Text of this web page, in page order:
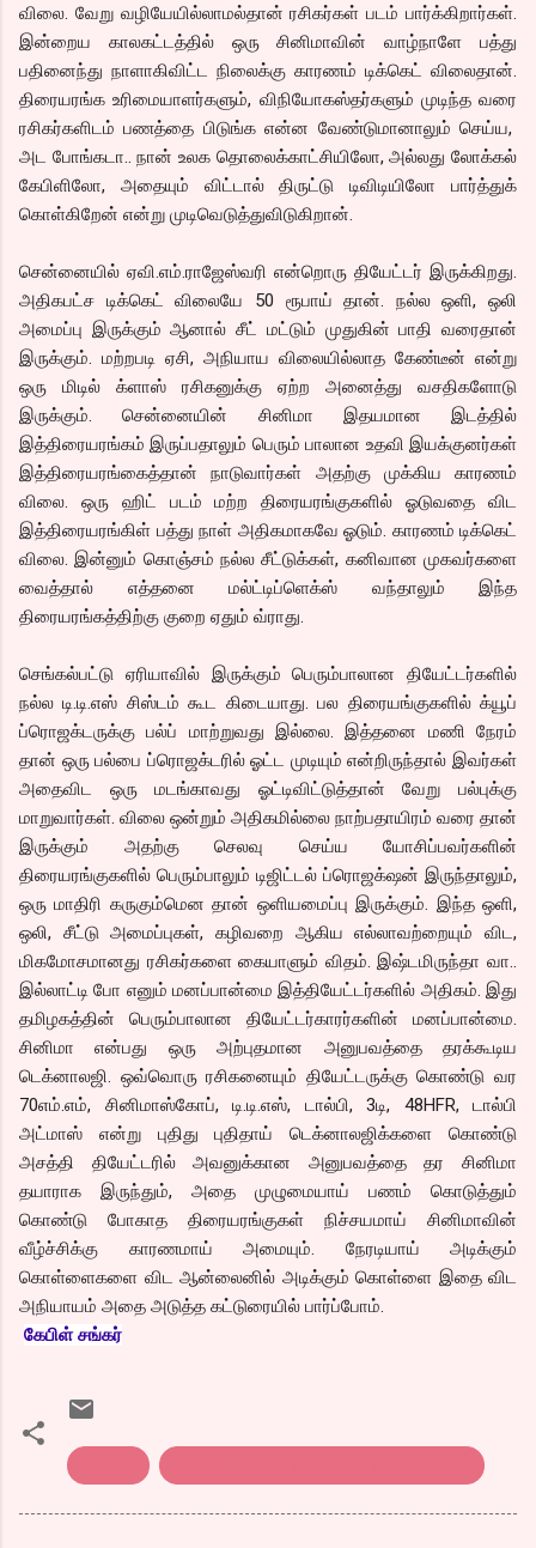
விலை. வேறு வழியேயில்லாமல்தான் ரசிகர்கள் படம் பார்க்கிறார்கள்.
இன்றைய காலகட்டத்தில் ஒரு சினிமாவின் வாழ்நாளே பத்து
பதினைந்து நாளாகிவிட்ட நிலைக்கு காரணம் டிக்கெட் விலைதான்.
திரையரங்க உரிமையாளர்களும், விநியோகஸ்தர்களும் முடிந்த வரை
ரசிகர்களிடம் பணத்தை பிடுங்க என்ன வேண்டுமானாலும் செய்ய,
அட போங்கடா.. நான் உலக தொலைக்காட்சியிலோ, அல்லது லோக்கல்
கேபிளிலோ, அதையும் விட்டால் திருட்டு டிவிடியிலோ பார்த்துக்
கொள்கிறேன் என்று முடிவெடுத்துவிடுகிறான்.
சென்னையில் ஏவி.எம்.ராஜேஸ்வரி என்றொரு தியேட்டர் இருக்கிறது.
அதிகபட்ச டிக்கெட் விலையே 50 ரூபாய் தான். நல்ல ஒளி, ஒலி
அமைப்பு இருக்கும் ஆனால் சீட் மட்டும் முதுகின் பாதி வரைதான்
இருக்கும். மற்றபடி ஏசி, அநியாய விலையில்லாத கேண்டீன் என்று
ஒரு மிடில் க்ளாஸ் ரசிகனுக்கு ஏற்ற அனைத்து வசதிகளோடு
இருக்கும். சென்னையின் சினிமா இதயமான இடத்தில்
இத்திரையரங்கம் இருப்பதாலும் பெரும் பாலான உதவி இயக்குனர்கள்
இத்திரையரங்கைத்தான் நாடுவார்கள் அதற்கு முக்கிய காரணம்
விலை. ஒரு ஹிட் படம் மற்ற திரையரங்குகளில் ஓடுவதை விட
இத்திரையரங்கிள் பத்து நாள் அதிகமாகவே ஓடும். காரணம் டிக்கெட்
விலை. இன்னும் கொஞ்சம் நல்ல சீட்டுக்கள், கனிவான முகவர்களை
வைத்தால் எத்தனை மல்ட்டிப்ளெக்ஸ் வந்தாலும் இந்த
திரையரங்கத்திற்கு குறை ஏதும் வ்ராது.
செங்கல்பட்டு ஏரியாவில் இருக்கும் பெரும்பாலான தியேட்டர்களில்
நல்ல டி.டி.எஸ் சிஸ்டம் கூட கிடையாது. பல திரையங்குகளில் க்யூப்
ப்ரொஜக்டருக்கு பல்ப் மாற்றுவது இல்லை. இத்தனை மணி நேரம்
தான் ஒரு பல்பை ப்ரொஜக்டரில் ஓட்ட முடியும் என்றிருந்தால் இவர்கள்
அதைவிட ஒரு மடங்காவது ஓட்டிவிட்டுத்தான் வேறு பல்புக்கு
மாறுவார்கள். விலை ஒன்றும் அதிகமில்லை நாற்பதாயிரம் வரை தான்
இருக்கும் அதற்கு செலவு செய்ய யோசிப்பவர்களின்
திரையரங்குகளில் பெரும்பாலும் டிஜிட்டல் ப்ரொஜக்‌ஷன் இருந்தாலும்,
ஒரு மாதிரி கருகும்மென தான் ஒளியமைப்பு இருக்கும். இந்த ஒளி,
ஒலி, சீட்டு அமைப்புகள், கழிவறை ஆகிய எல்லாவற்றையும் விட,
மிகமோசமானது ரசிகர்களை கையாளும் விதம். இஷ்டமிருந்தா வா..
இல்லாட்டி போ எனும் மனப்பான்மை இத்தியேட்டர்களில் அதிகம். இது
தமிழகத்தின் பெரும்பாலான தியேட்டர்காரர்களின் மனப்பான்மை.
சினிமா என்பது ஒரு அற்புதமான அனுபவத்தை தரக்கூடிய
டெக்னாலஜி. ஒவ்வொரு ரசிகனையும் தியேட்டருக்கு கொண்டு வர
70எம்.எம், சினிமாஸ்கோப், டி.டி.எஸ், டால்பி, 3டி, 48HFR, டால்பி
அட்மாஸ் என்று புதிது புதிதாய் டெக்னாலஜிக்களை கொண்டு
அசத்தி தியேட்டரில் அவனுக்கான அனுபவத்தை தர சினிமா
தயாராக இருந்தும், அதை முழுமையாய் பணம் கொடுத்தும்
கொண்டு போகாத திரையரங்குகள் நிச்சயமாய் சினிமாவின்
வீழ்ச்சிக்கு காரணமாய் அமையும். நேரடியாய் அடிக்கும்
கொள்ளைகளை விட ஆன்லைனில் அடிக்கும் கொள்ளை இதை விட
அநியாயம் அதை அடுத்த கட்டுரையில் பார்ப்போம்.
கேபிள் சங்கர்